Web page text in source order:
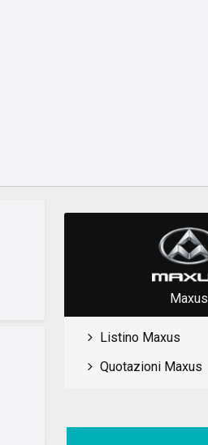
Maxus
Listino Maxus
Quotazioni Maxus